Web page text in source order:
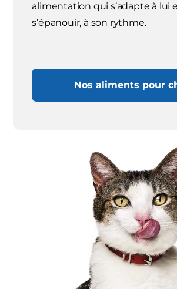
alimentation qui s’adapte à lui
s’épanouir, à son rythme.
Nos aliments pour